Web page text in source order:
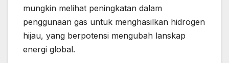
mungkin melihat peningkatan dalam
penggunaan gas untuk menghasilkan hidrogen
hijau, yang berpotensi mengubah lanskap
energi global.